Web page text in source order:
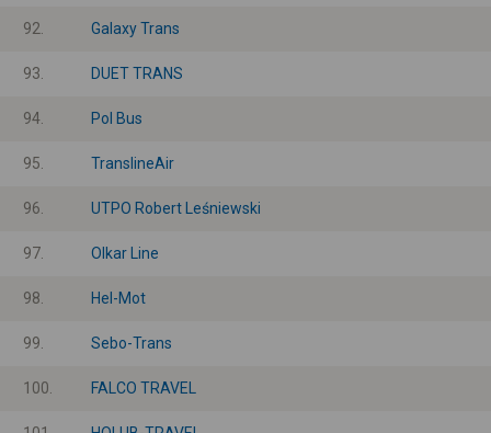
92. Galaxy Trans
93. DUET TRANS
94. Pol Bus
95. TranslineAir
96. UTPO Robert Leśniewski
97. Olkar Line
98. Hel-Mot
99. Sebo-Trans
100. FALCO TRAVEL